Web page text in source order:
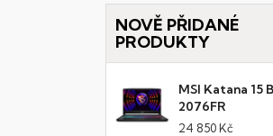
NOVĚ PŘIDANÉ
PRODUKTY
MSI Katana 15
2076FR
24 850 Kč